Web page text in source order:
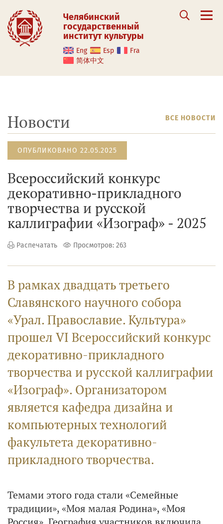
Челябинский
государственный
институт культуры
Eng Esp
Fra
简体中文
Новости ВСЕ НОВОСТИ
ОПУБЛИКОВАНО 22.05.2025
Всероссийский конкурс
декоративно-прикладного
творчества и русской
каллиграфии «Изограф» - 2025
Распечатать Просмотров: 263
В рамках двадцать третьего
Славянского научного собора
«Урал. Православие. Культура»
прошел VI Всероссийский конкурс
декоративно-прикладного
творчества и русской каллиграфии
«Изограф». Организатором
является кафедра дизайна и
компьютерных технологий
факультета декоративно-
прикладного творчества.
Темами этого года стали «Семейные
традиции», «Моя малая Родина», «Моя